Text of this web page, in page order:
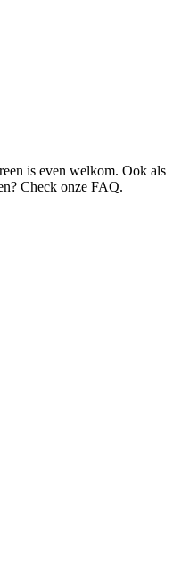
is even welkom. Ook als
Check onze FAQ.